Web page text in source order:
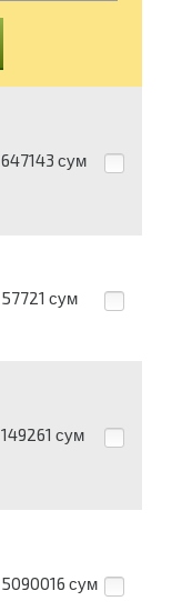
647143 сум
57721 сум
149261 сум
5090016 сум